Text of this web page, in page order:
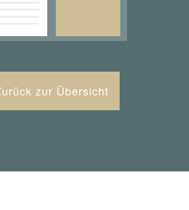
zur Übersicht